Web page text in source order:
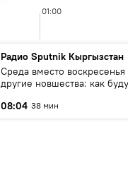
01:00
Радио Sputnik Кыргызстан
Среда вместо воскресенья и
другие новшества: как будут
08:04 38 мин